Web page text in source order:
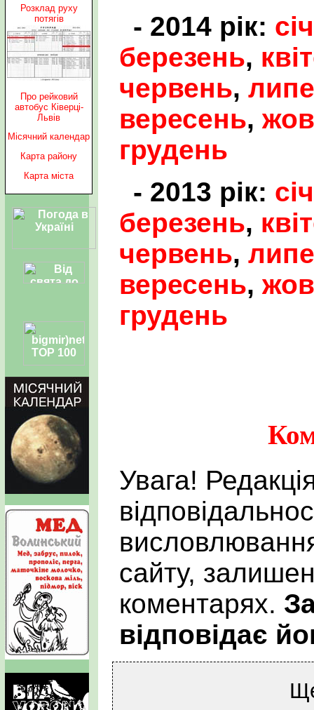
Розклад руху
потягів
Про рейковий
автобус Ківерці-
Львів
Місячний календар
Карта району
Карта міста
- 2014 рік:
березень,
червень,
вересень,
грудень
- 2013 рік:
березень,
червень,
вересень,
грудень
Увага!
сайту,
коментарях.
відповідає